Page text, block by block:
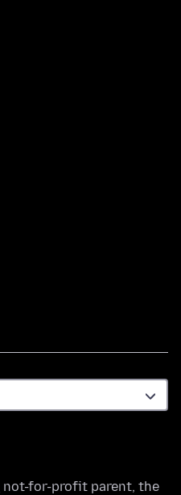
not-for-profit parent, the